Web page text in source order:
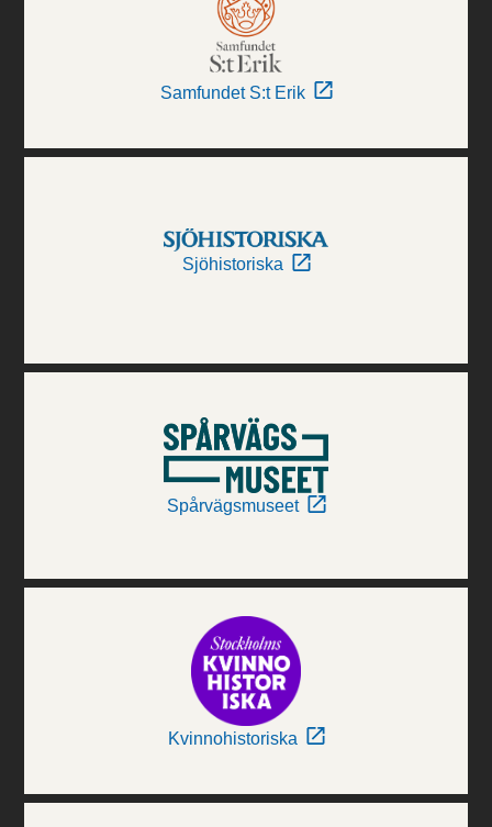
Samfundet S:t Erik
Sjöhistoriska
Spårvägsmuseet
Kvinnohistoriska